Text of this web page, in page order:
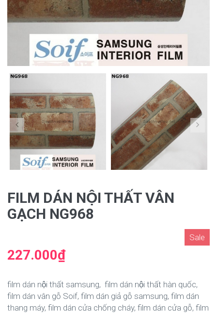
FILM DÁN NỘI THẤT VÂN
GẠCH NG968
Sale
227.000₫
film dán nội thất samsung, film dán nội thất hàn quốc,
film dán vân gỗ Soif, film dán giả gỗ samsung, film dán
thang máy, film dán cửa chống cháy, film dán cửa gỗ, film